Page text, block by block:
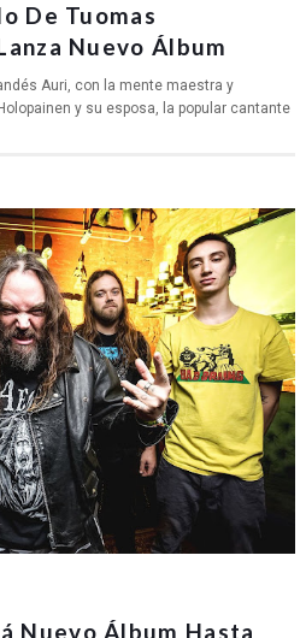
De Tuomas
Nuevo Álbum
Auri, con la mente maestra y
y su esposa, la popular cantante
Nuevo Álbum Hasta